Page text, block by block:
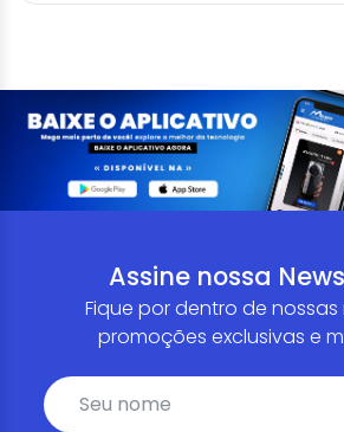
Assine nossa
Fique por dentro de
promoções exclusivas e